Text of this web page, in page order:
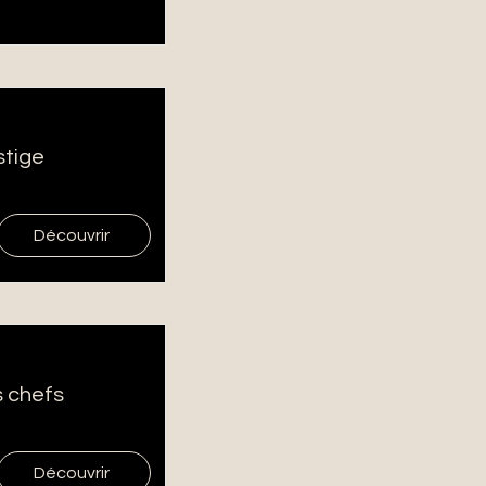
Découvrir
chefs
Découvrir